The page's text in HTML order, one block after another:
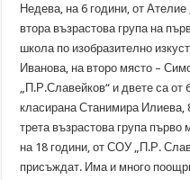
Недева, на 6 години, от
втора възрастова група на
школа по изобразително
Иванова, на второ място –
„П.Р.Славейков“ и двете са от
класирана Станимира
трета възрастова група първо
на 18 години, от СОУ „П.Р.
присъждат. Има и много